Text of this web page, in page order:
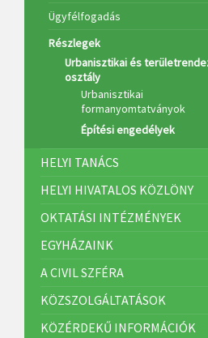
Ügyfélfogadás
Részlegek
Urbanisztikai és
osztály
Urbanisztikai
formanyomtatványok
Építési engedélyek
HELYI TANÁCS
HELYI HIVATALOS KÖZLÖNY
OKTATÁSI INTÉZMÉNYEK
EGYHÁZAINK
A CIVIL SZFÉRA
KÖZSZOLGÁLTATÁSOK
KÖZÉRDEKŰ INFORMÁCIÓK